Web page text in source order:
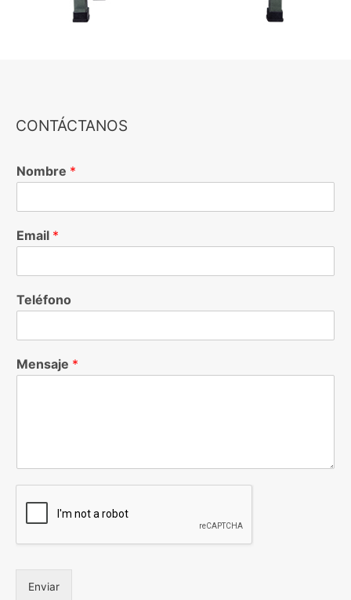
CONTÁCTANOS
Nombre *
Email *
Teléfono
Mensaje *
Enviar